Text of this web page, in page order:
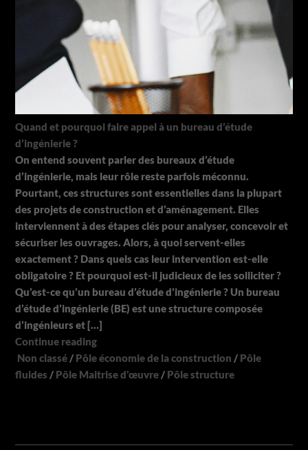
Quand et pourquoi faire appel à un bureau d’étude
d’ingénierie ?
On entend souvent parler des bureaux d’étude
d’ingénierie, mais leur rôle reste parfois méconnu.
Pourtant, ces structures sont essentielles dans la plupart
des projets de construction et d’aménagement. Elles
interviennent à des étapes clés pour analyser, concevoir et
sécuriser les ouvrages. Alors, à quoi servent-elles
exactement ? Dans quels cas leur intervention est-elle
obligatoire ? Et pourquoi est-il judicieux de les solliciter ?
Qu’est-ce qu’un bureau d’étude d’ingénierie ? Un bureau
d’étude d’ingénierie (BE) est une structure composée
d’ingénieurs et […]
Continue reading
Non classé / Pôle économie de la construction / Pôle
fluides / Pôle Maitrise d'œuvre / Pôle structure